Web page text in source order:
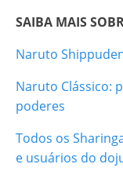
SAIBA MAIS
Naruto
Naruto Clássico:
poderes
Todos os
e usuários do